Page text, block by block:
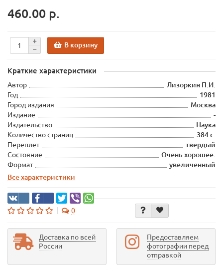
460.00 р.
В корзину
Краткие характеристики
Автор
Лизоркин П.И.
Год
1981
Город издания
Москва
Издание
-
Издательство
Наука
Количество страниц
384 с.
Переплет
твердый
Состояние
Очень хорошее.
Формат
увеличенный
Все характеристики
0
Доставка по всей
России
Предоставляем
фотографии перед
отправкой